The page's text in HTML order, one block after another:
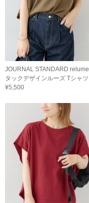
JOURNAL STANDARD relume
タックデザインルーズ Tシャツ
¥5,500